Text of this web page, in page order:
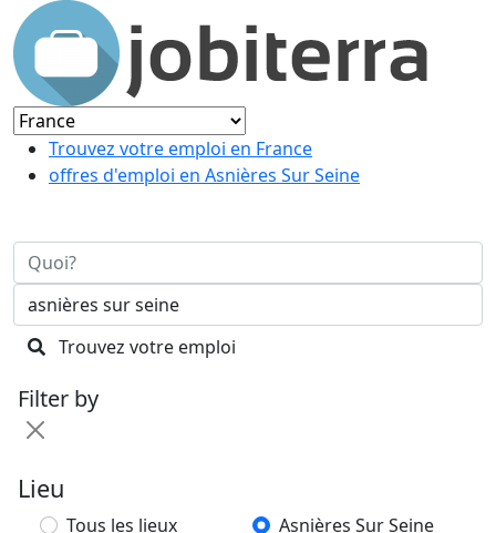
Trouvez votre emploi en France
offres d'emploi en Asnières Sur Seine
Trouvez votre emploi
Filter by
Lieu
Tous les lieux
Asnières Sur Seine